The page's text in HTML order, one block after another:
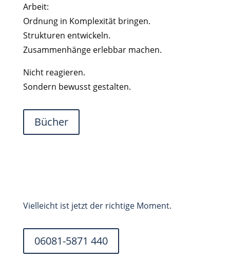
Arbeit:
Ordnung in Komplexität bringen.
Strukturen entwickeln.
Zusammenhänge erlebbar machen.
Nicht reagieren.
Sondern bewusst gestalten.
Bücher
Vielleicht ist jetzt der richtige Moment.
06081-5871 440